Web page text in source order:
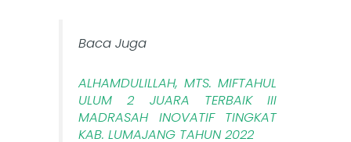
Baca Juga
ALHAMDULILLAH, MTS. MIFTAHUL
ULUM 2 JUARA TERBAIK III
MADRASAH INOVATIF TINGKAT
KAB. LUMAJANG TAHUN 2022